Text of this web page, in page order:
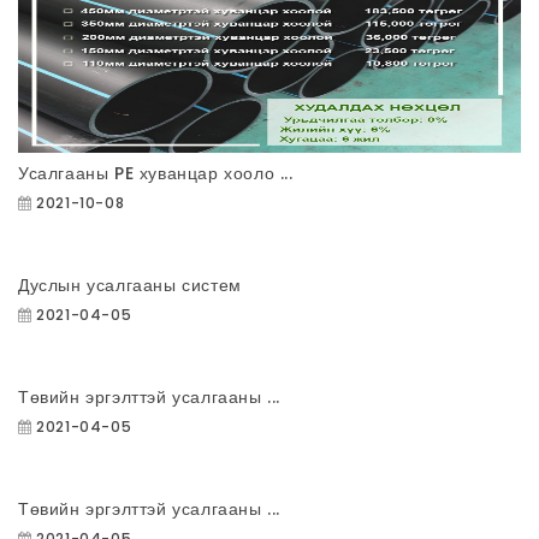
Усалгааны PE хуванцар хооло ...
2021-10-08
Дуслын усалгааны систем
2021-04-05
Төвийн эргэлттэй усалгааны ...
2021-04-05
Төвийн эргэлттэй усалгааны ...